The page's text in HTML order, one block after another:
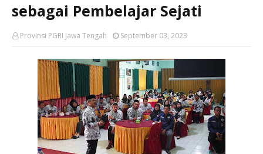
sebagai Pembelajar Sejati
Provinsi PGRI Jawa Tengah September 03, 2023